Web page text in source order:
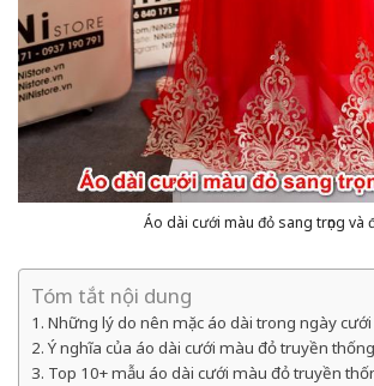
Áo dài cưới màu đỏ sang trọng và
Tóm tắt nội dung
Những lý do nên mặc áo dài trong ngày
Ý nghĩa của áo dài cưới màu đỏ truyền thống
Top 10+ mẫu áo dài cưới màu đỏ truyền